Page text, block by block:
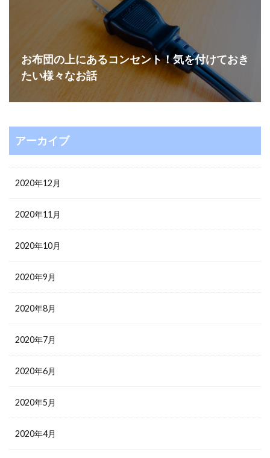
お布団の上にあるコンセント！気を付けておき
たい様々なお話
アーカイブ
2020年12月
2020年11月
2020年10月
2020年9月
2020年8月
2020年7月
2020年6月
2020年5月
2020年4月